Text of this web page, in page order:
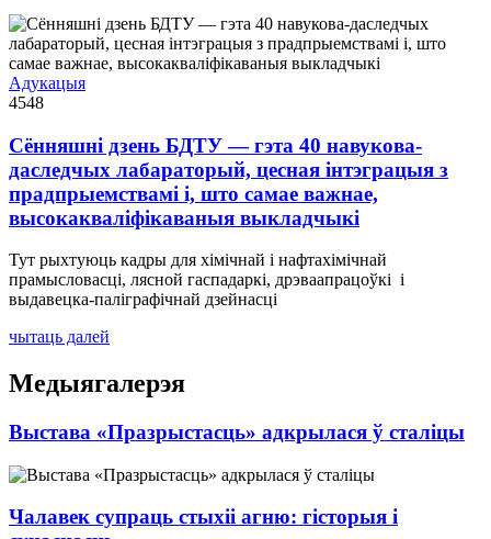
Адукацыя
4548
Сённяшні дзень БДТУ — гэта 40 навукова-
даследчых лабараторый, цесная інтэграцыя з
прадпрыемствамі і, што самае важнае,
высокакваліфікаваныя выкладчыкі
Тут рыхтуюць кадры для хімічнай і нафтахімічнай
прамысловасці, лясной гаспадаркі, дрэваапрацоўкі і
выдавецка-паліграфічнай дзейнасці
чытаць далей
Медыягалерэя
Выстава «Празрыстасць» адкрылася ў сталіцы
Чалавек супраць стыхіі агню: гісторыя і